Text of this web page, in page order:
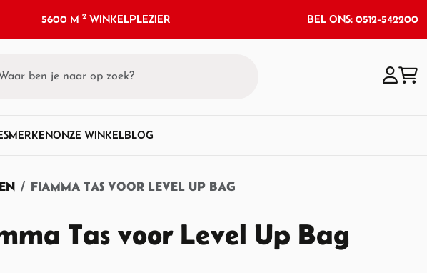
5600 M2 WINKELPLEZIER BEL ONS: 0512-542200
MERKENONZE WINKELBLOG
FIAMMA TAS VOOR LEVEL UP BAG
Tas voor Level Up Bag